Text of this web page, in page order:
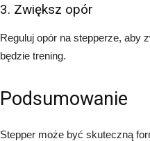
3. Zwiększ opór
Reguluj opór na stepperze, aby
będzie trening.
Podsumowanie
Stepper może być skuteczną